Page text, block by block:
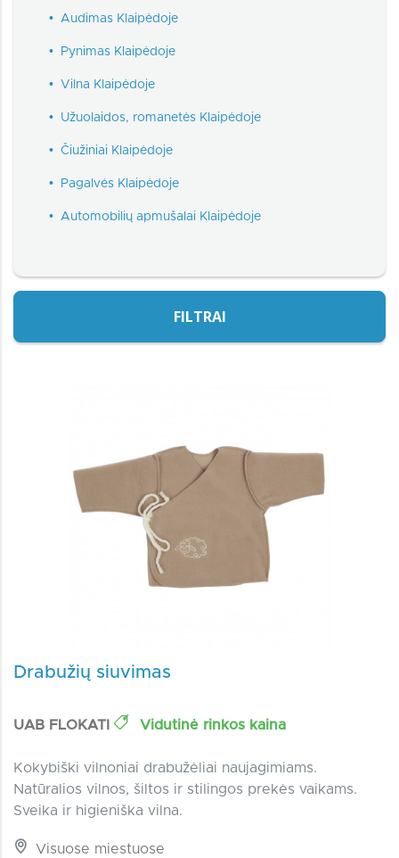
• Audimas Klaipėdoje
• Pynimas Klaipėdoje
• Vilna Klaipėdoje
• Užuolaidos, romanetės Klaipėdoje
• Čiužiniai Klaipėdoje
• Pagalvės Klaipėdoje
• Automobilių apmušalai Klaipėdoje
FILTRAI
Drabužių siuvimas
UAB FLOKATI Vidutinė rinkos kaina
Kokybiški vilnoniai drabužėliai naujagimiams.
Natūralios vilnos, šiltos ir stilingos prekės vaikams.
Sveika ir higieniška vilna.
Visuose miestuose